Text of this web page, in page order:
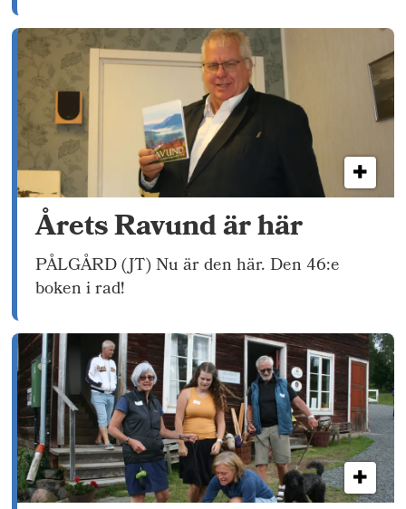
Årets Ravund är här
PÅLGÅRD (JT) Nu är den här. Den 46:e
boken i rad!